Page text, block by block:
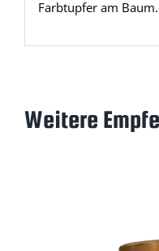
Farbtupfer am Baum.
Weitere